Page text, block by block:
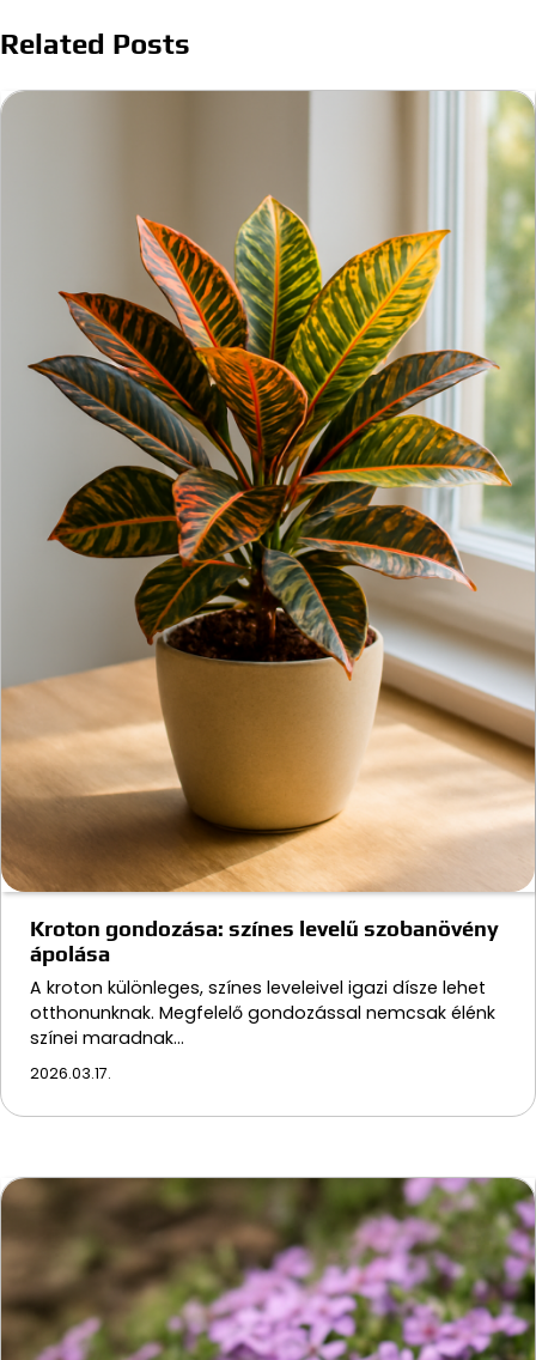
Related Posts
Kroton gondozása: színes levelű szobanövény
ápolása
A kroton különleges, színes leveleivel igazi dísze lehet
otthonunknak. Megfelelő gondozással nemcsak élénk
színei maradnak…
2026.03.17.